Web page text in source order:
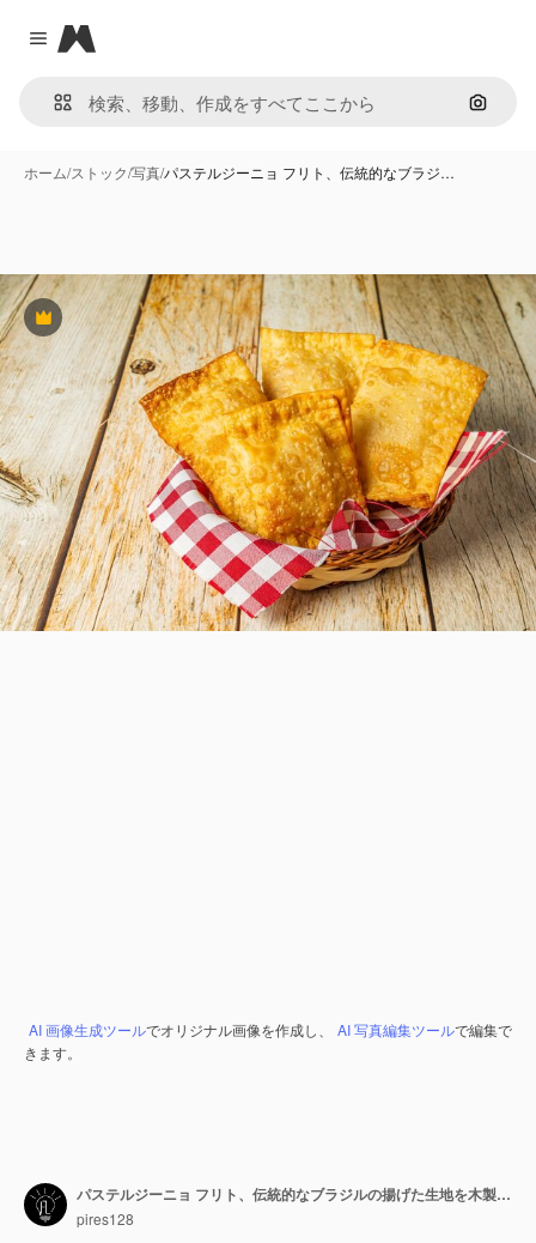
Close menu
Magnific
画像で
ホーム/ストック/写真/パステルジーニョ フリト、伝統的なブラジ…
Premium
AI 画像生成ツールでオリジナル画像を作成し、 AI 写真編集ツールで編集で
きます。
パステルジーニョ フリト、伝統的なブラジルの揚げた生地を木製のテーブルの上に
pires128